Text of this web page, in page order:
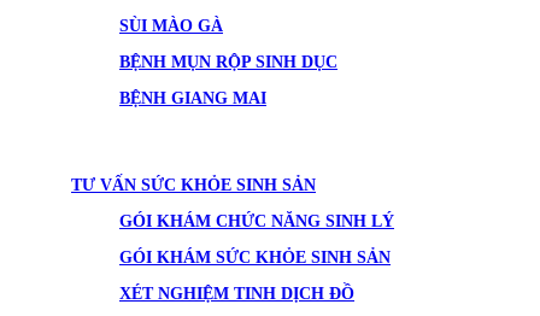
SÙI MÀO GÀ
BỆNH MỤN RỘP SINH DỤC
BỆNH GIANG MAI
TƯ VẤN SỨC KHỎE SINH SẢN
GÓI KHÁM CHỨC NĂNG SINH LÝ
GÓI KHÁM SỨC KHỎE SINH SẢN
XÉT NGHIỆM TINH DỊCH ĐỒ